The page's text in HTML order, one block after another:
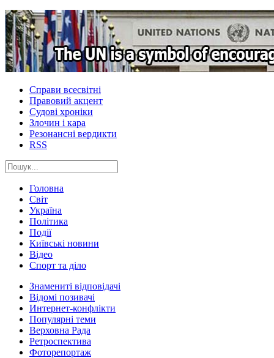
Справи всесвітні
Правовий акцент
Судові хроніки
Злочин і кара
Резонансні вердикти
RSS
Головна
Світ
Україна
Політика
Події
Київські новини
Відео
Спорт та діло
Знамениті відповідачі
Відомі позивачі
Интернет-конфлікти
Популярні теми
Верховна Рада
Ретроспектива
Фоторепортаж